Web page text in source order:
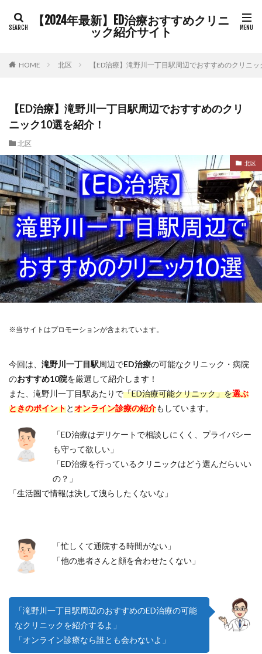
【2024年最新】ED治療おすすめクリニ
ック紹介サイト
HOME 北区 【ED治療】滝野川一丁目駅周辺でおすすめのクリニ
【ED治療】滝野川一丁目駅周辺でおすすめのクリ
ニック10選を紹介！
北区
北区
※当サイトはプロモーションが含まれています。
今回は、 滝野川一丁目駅周辺でED治療の可能なクリニック・病院
のおすすめ10院を厳選して紹介します！
また、滝野川一丁目駅あたりで「ED治療可能クリニック」を選ぶ
ときのポイントとオンライン診療の紹介もしています。
「ED治療はデリケートで相談しにくく、プライバシー
も守って欲しい」
「ED治療を行っているクリニックはどう選んだらいい
の？」
「生活圏で情報は決して洩らしたくないな」
「忙しくて通院する時間がない」
「他の患者さんと顔を合わせたくない」
「滝野川一丁目駅周辺のおすすめのED治療の可能
なクリニックを紹介するよ」
「オンライン診療なら誰とも会わないよ」